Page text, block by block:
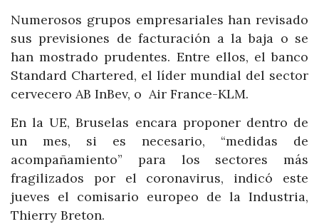
Numerosos grupos empresariales han revisado
sus previsiones de facturación a la baja o se
han mostrado prudentes. Entre ellos, el banco
Standard Chartered, el líder mundial del sector
cervecero AB InBev, o Air France-KLM.
En la UE, Bruselas encara proponer dentro de
un mes, si es necesario, “medidas de
acompañamiento” para los sectores más
fragilizados por el coronavirus, indicó este
jueves el comisario europeo de la Industria,
Thierry Breton.